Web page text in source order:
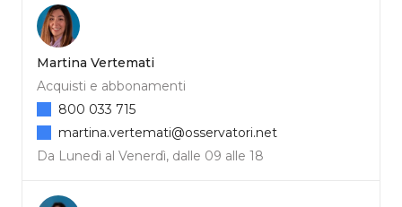
Martina Vertemati
Acquisti e abbonamenti
Da Lunedì al Venerdì, dalle 09 alle 18
800 033 715
martina.vertemati@osservatori.net